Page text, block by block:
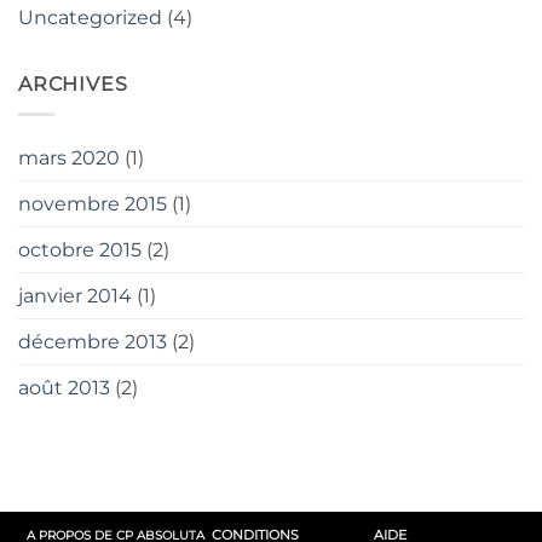
Uncategorized (4)
ARCHIVES
mars 2020 (1)
novembre 2015 (1)
octobre 2015 (2)
janvier 2014 (1)
décembre 2013 (2)
août 2013 (2)
A PROPOS DE CP ABSOLUTA CONDITIONS AIDE